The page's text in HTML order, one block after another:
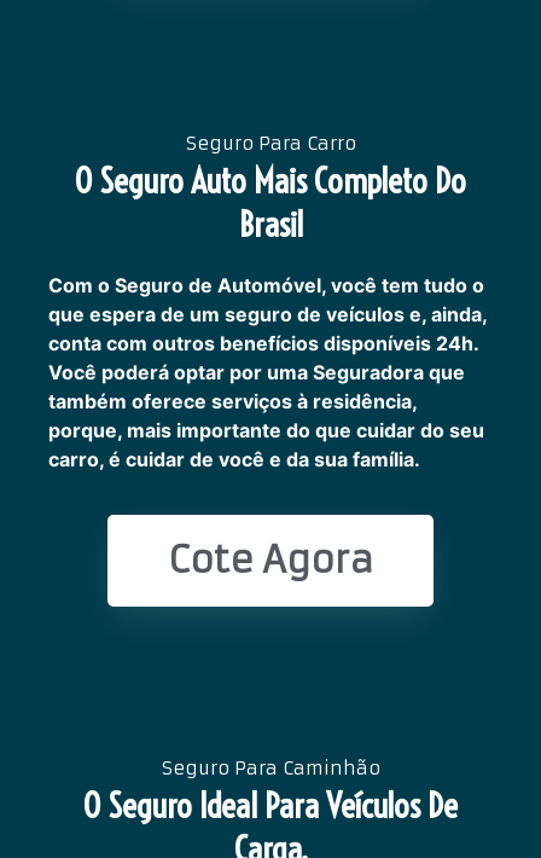
Seguro Para Carro
O Seguro Auto Mais Completo Do
Brasil
Com o Seguro de Automóvel, você tem tudo o
que espera de um seguro de veículos e, ainda,
conta com outros benefícios disponíveis 24h.
Você poderá optar por uma Seguradora que
também oferece serviços à residência,
porque, mais importante do que cuidar do seu
carro, é cuidar de você e da sua família.
Cote Agora
Seguro Para Caminhão
O Seguro Ideal Para Veículos De
Carga.